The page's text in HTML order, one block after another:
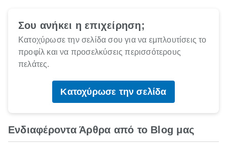
Σου ανήκει η επιχείρηση;
Κατοχύρωσε την σελίδα σου για να εμπλουτίσεις το
προφίλ και να προσελκύσεις περισσότερους
πελάτες.
Κατοχύρωσε την σελίδα
Ενδιαφέροντα Άρθρα από το Blog μας